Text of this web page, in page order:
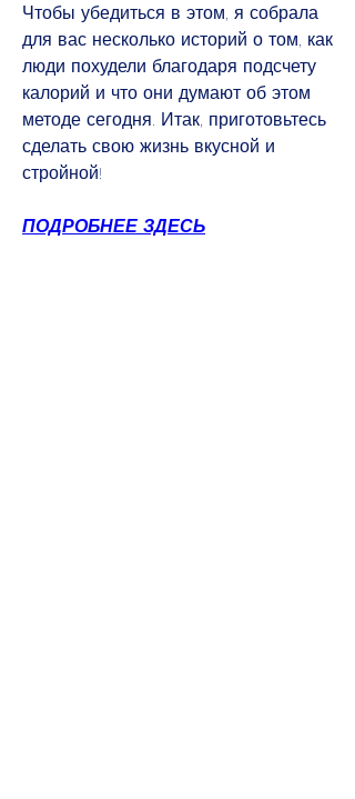
Чтобы убедиться в этом, я собрала
для вас несколько историй о том, как
люди похудели благодаря подсчету
калорий и что они думают об этом
методе сегодня. Итак, приготовьтесь
сделать свою жизнь вкусной и
стройной!
ПОДРОБНЕЕ ЗДЕСЬ